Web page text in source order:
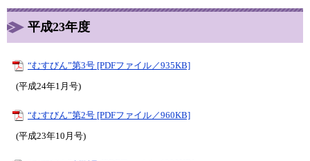
平成23年度
“むすびん”第3号 [PDFファイル／935KB]
(平成24年1月号)
“むすびん”第2号 [PDFファイル／960KB]
(平成23年10月号)